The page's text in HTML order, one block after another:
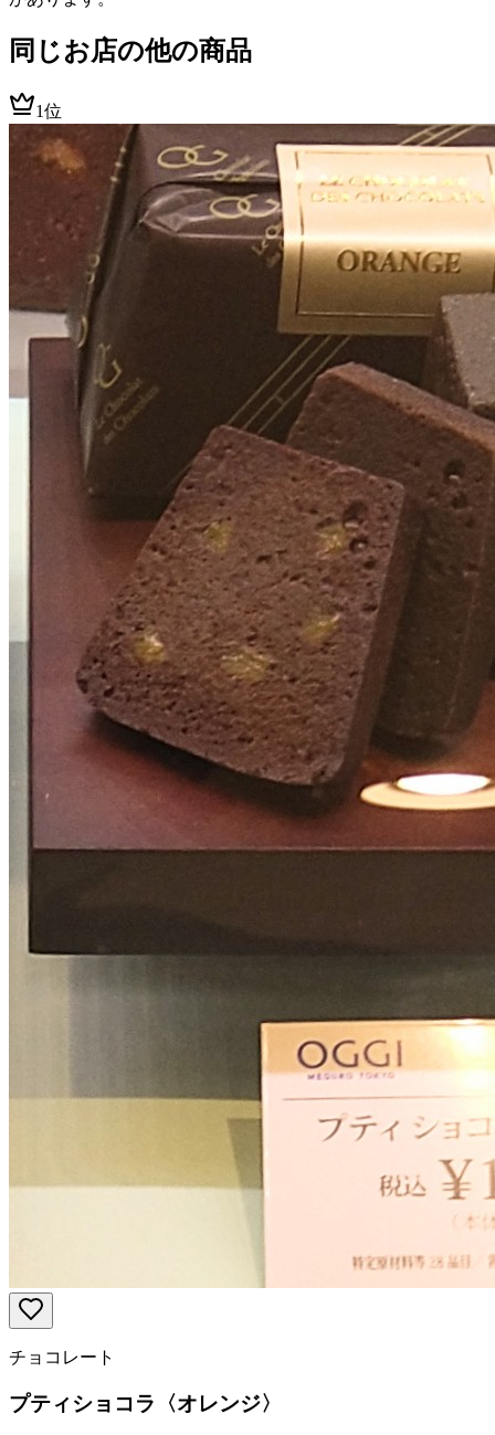
同じお店の他の商品
1位
チョコレート
プティショコラ〈オレンジ〉